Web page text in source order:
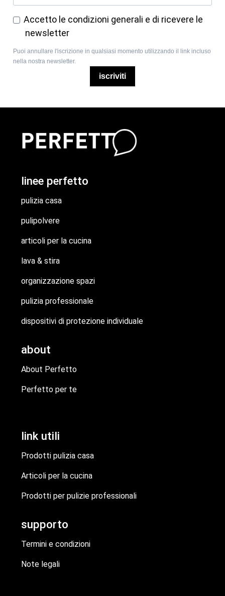
Accetto le condizioni generali e di ricevere le
newsletter
Puoi annullare l'iscrizione in qualsiasi momento utilizzando il link incluso
nella nostra newsletter.
iscriviti
linee perfetto
pulizia casa
pulipolvere
articoli per la cucina
lava & stira
organizzazione spazi
pulizia professionale
dispositivi di protezione individuale
about
About Perfetto
Perfetto per te
link utili
Prodotti pulizia casa
Articoli per la cucina
Prodotti per pulizie professionali
supporto
Termini e condizioni
Note legali